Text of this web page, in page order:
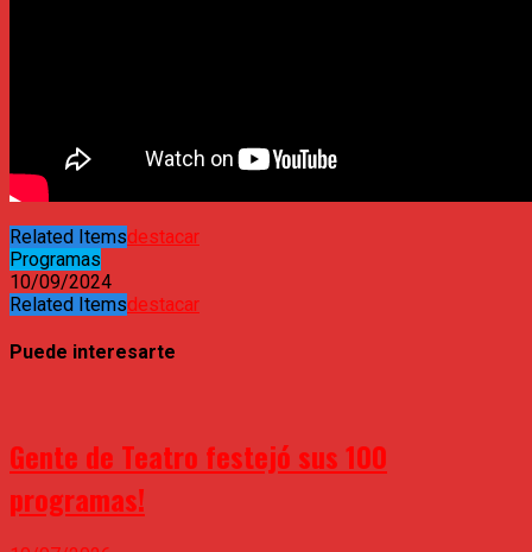
Related Itemsdestacar
Programas
10/09/2024
Related Itemsdestacar
Puede interesarte
Gente de Teatro festejó sus 100
programas!